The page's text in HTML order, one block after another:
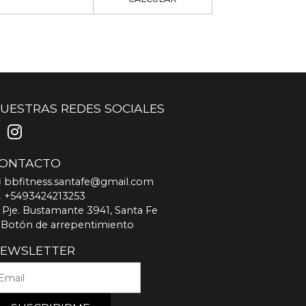
REDES SOCIALES
bbfitness.santafe@gmail.com
+5493424213253
Pje. Bustamante 3941, Santa Fe
Botón de arrepentimiento